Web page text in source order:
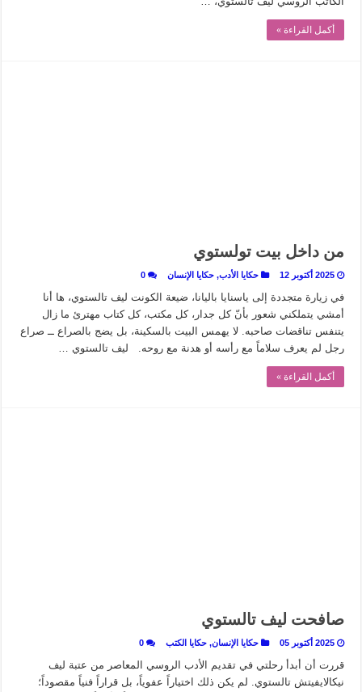
أكمل القراءة »
من داخل بيت تولستوي
2025 أكتوبر 12 حكايا الأدب, حكايا الإنسان 0
في زيارة متجددة إلى ياسنايا باليانا، ضيعة الكونت ليف تالستوي، ها أنا
أمشي يتملكني شعور بأنّ كل جدار، كل مكتب، كل كتاب مهترئ ما زال
يتنفس تناقضات صاحبه. لا يهمس البيت بالسكينة، بل يضج بالصراع ــ صراع
رجل لم يعرف سلاماً مع رأسه أو هدنة مع روحه. ليف تالستوي …
أكمل القراءة »
صافحت ليف تالستوي
2025 أكتوبر 05 حكايا الإنسان, حكايا الكتب 0
قررت أن أبدأ رحلتي في تقديم الأدب الروسي المعاصر من عتبة ليف
نيكالايفيتش تالستوي. لم يكن ذلك اختياراً عفوياً، بل قراراً فنياً مقصوداً؛